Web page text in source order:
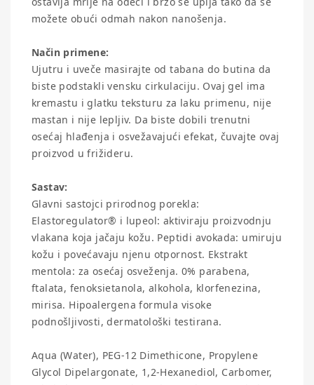
možete obući odmah nakon nanošenja.
Način primene:
Ujutru i uveče masirajte od tabana do butina da
biste podstakli vensku cirkulaciju. Ovaj gel ima
kremastu i glatku teksturu za laku primenu, nije
mastan i nije lepljiv. Da biste dobili trenutni
osećaj hlađenja i osvežavajući efekat, čuvajte ovaj
proizvod u frižideru.
Sastav:
Glavni sastojci prirodnog porekla:
Elastoregulator® i lupeol: aktiviraju proizvodnju
vlakana koja jačaju kožu. Peptidi avokada: umiruju
kožu i povećavaju njenu otpornost. Ekstrakt
mentola: za osećaj osveženja. 0% parabena,
ftalata, fenoksietanola, alkohola, klorfenezina,
mirisa. Hipoalergena formula visoke
podnošljivosti, dermatološki testirana.
Aqua (Water), PEG-12 Dimethicone, Propylene
Glycol Dipelargonate, 1,2-Hexanediol, Carbomer,